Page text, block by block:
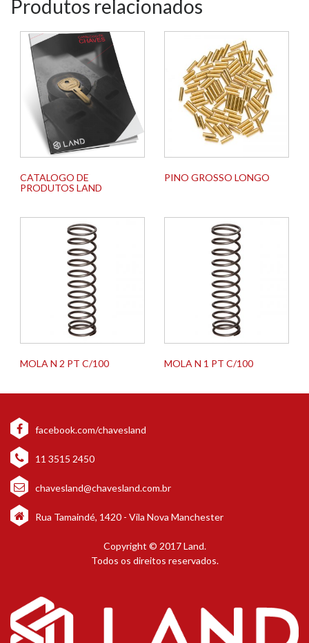
Produtos relacionados
CATALOGO DE
PRODUTOS LAND
PINO GROSSO LONGO
MOLA N 2 PT C/100 MOLA N 1 PT C/100
facebook.com/chavesland
11 3515 2450
chavesland@chavesland.com.br
Rua Tamaindé, 1420 - Vila Nova Manchester
Copyright © 2017 Land.
Todos os direitos reservados.